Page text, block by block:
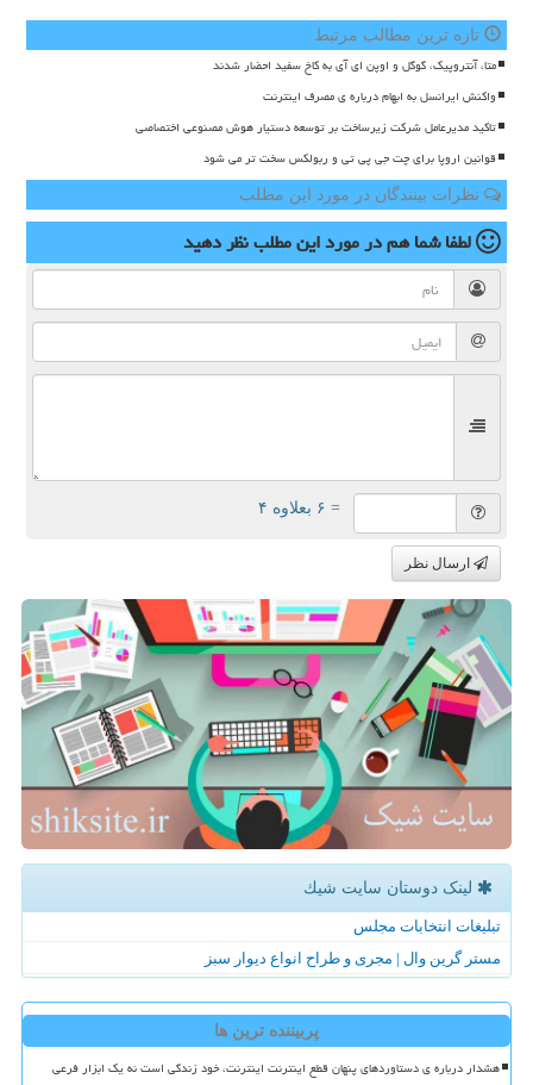
تازه ترین مطالب مرتبط
متا، آنتروپیک، گوگل و اوپن ای آی به کاخ سفید احضار شدند
واکنش ایرانسل به ابهام درباره ی مصرف اینترنت
تاکید مدیرعامل شرکت زیرساخت بر توسعه دستیار هوش مصنوعی اختصاصی
قوانین اروپا برای چت جی پی تی و ربولکس سخت تر می شود
نظرات بینندگان در مورد این مطلب
لطفا شما همدر مورد این مطلبنظر دهید
= ۶ بعلاوه ۴
ارسال نظر
لینک دوستان سایت شیك
تبلیغات انتخابات مجلس
مستر گرین وال | مجری و طراح انواع دیوار سبز
پربیننده ترین ها
هشدار درباره ی دستاوردهای پنهان قطع اینترنت اینترنت، خود زندگی است نه یک ابزار فرعی